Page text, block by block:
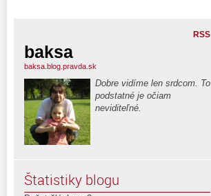
RSS
baksa
baksa.blog.pravda.sk
Dobre vidíme len srdcom. To
podstatné je očiam
neviditeľné.
Štatistiky blogu